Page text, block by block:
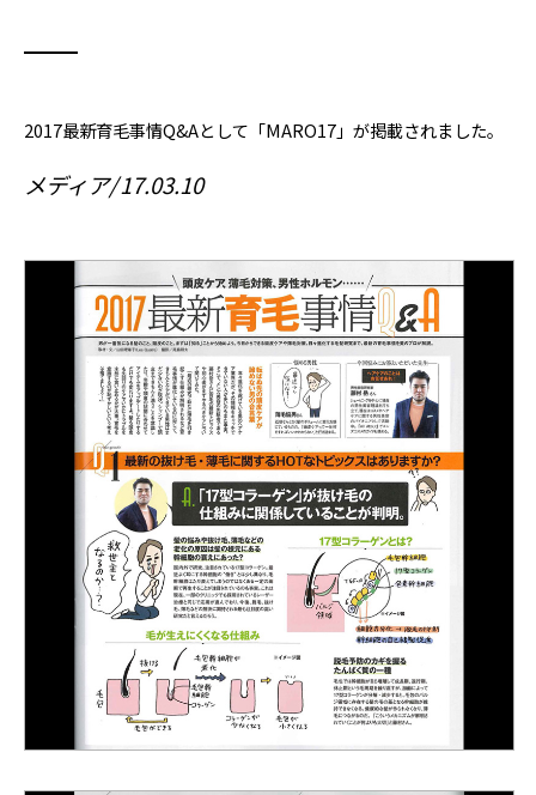
2017最新育毛事情Q&Aとして「MARO17」が掲載されました。
メディア 17.03.10